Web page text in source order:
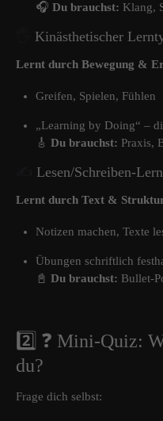
🎧 Du brauchst: Klang,
Kinästhetischer
Lernt durch Bewegung &
Greifen, Spielen, Fühlen
„Learning by Doing“ –
🎸 Du brauchst: Praxis,
Lesen/Schreiben-
Lernt durch Text &
Notizen machen, Texte
Übungen schriftlich
📓 Du brauchst: Bullet-
2️⃣ ❓ Mini-Quiz:
du?
Frage dich selbst: